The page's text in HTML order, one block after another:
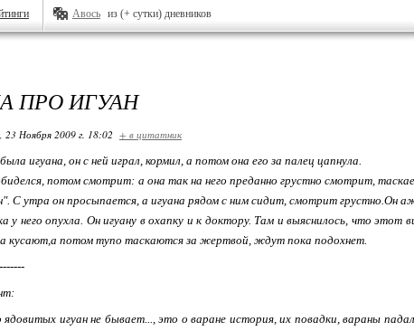
Авось из (+ сутки) дневников
ПРО ИГУАН
23 Ноября 2009 г. 18:02 + в цитатник
игуана, он с ней играл, кормил, а потом она его за палец цапнула.
потом смотрит: а она так на него преданно грустно смотрит,
С утра он просыпается, а игуана рядом с ним сидит, смотрит грустно.Он
у него опухла. Он игуану в охапку и к доктору. Там и выяснилось, что этот
кусают,а потом тупо таскаются за жертвой, ждут пока подохнет.
игуан не бывает..., это о варане история, их повадки, вараны